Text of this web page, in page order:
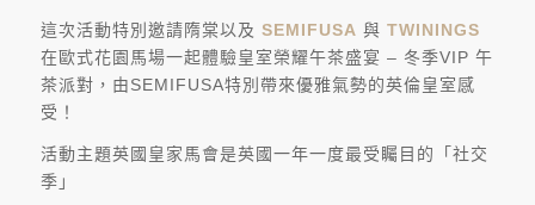
這次活動特別邀請隋棠以及 SEMIFUSA 與 TWININGS
在歐式花園馬場一起體驗皇室榮耀午茶盛宴 – 冬季VIP 午
茶派對，由SEMIFUSA特別帶來優雅氣勢的英倫皇室感
受！
活動主題英國皇家馬會是英國一年一度最受矚目的「社交
季」